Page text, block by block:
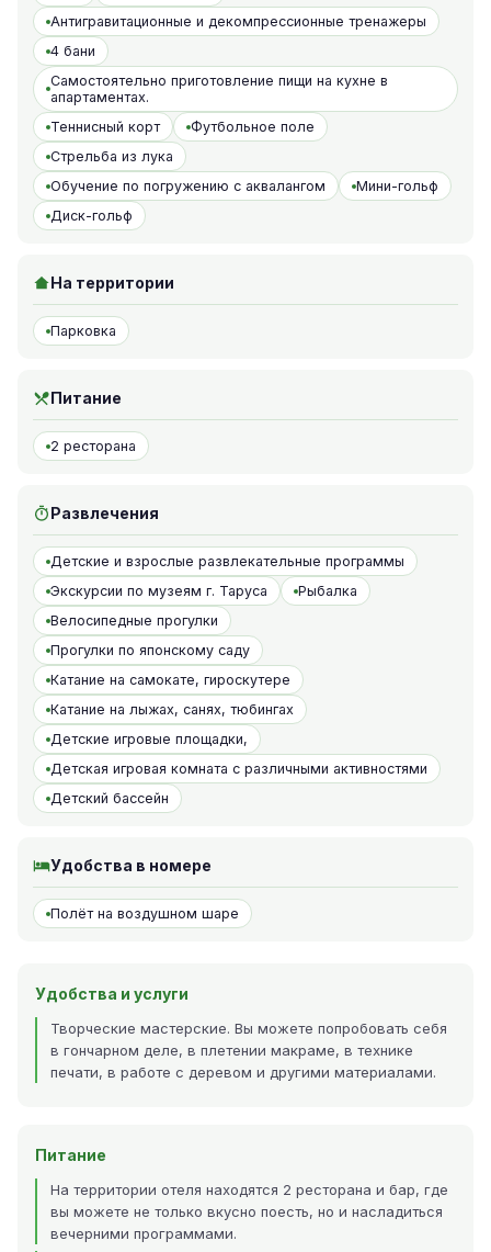
Антигравитационные и декомпрессионные тренажеры
4 бани
Самостоятельно приготовление пищи на кухне в
апартаментах.
Теннисный корт
Футбольное поле
Стрельба из лука
Обучение по погружению с аквалангом
Мини-гольф
Диск-гольф
На территории
Парковка
Питание
2 ресторана
Развлечения
Детские и взрослые развлекательные программы
Экскурсии по музеям г. Таруса
Рыбалка
Велосипедные прогулки
Прогулки по японскому саду
Катание на самокате, гироскутере
Катание на лыжах, санях, тюбингах
Детские игровые площадки,
Детская игровая комната с различными активностями
Детский бассейн
Удобства в номере
Полёт на воздушном шаре
Удобства и услуги
Творческие мастерские. Вы можете попробовать себя
в гончарном деле, в плетении макраме, в технике
печати, в работе с деревом и другими материалами.
Питание
На территории отеля находятся 2 ресторана и бар, где
вы можете не только вкусно поесть, но и насладиться
вечерними программами.